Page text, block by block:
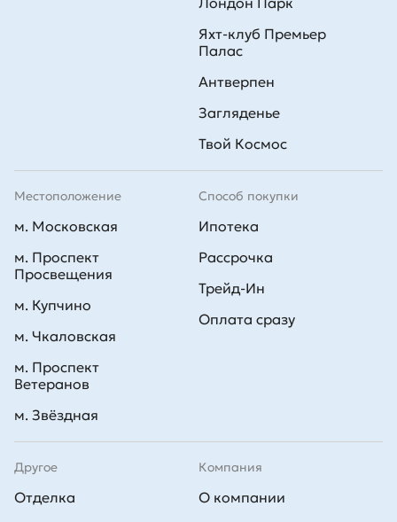
Способ покупки
Ипотека
Рассрочка
Трейд-Ин
Оплата сразу
Яхт-клуб Премьер
Палас
Антверпен
Загляденье
Твой Космос
Другое
Отделка
Компания
О компании
Местоположение
м. Московская
м. Проспект
Просвещения
м. Купчино
м. Чкаловская
м. Проспект
Ветеранов
м. Звёздная